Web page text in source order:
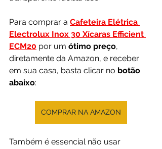
Para comprar a Cafeteira Elétrica
Electrolux Inox 30 Xícaras Efficient
ECM20 por um ótimo preço,
diretamente da Amazon, e receber
em sua casa, basta clicar no botão
abaixo:
COMPRAR NA AMAZON
Também é essencial não usar